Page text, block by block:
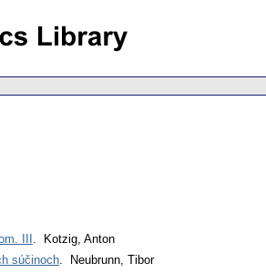
III . Kotzig, Anton
súčinoch. Neubrunn, Tibor